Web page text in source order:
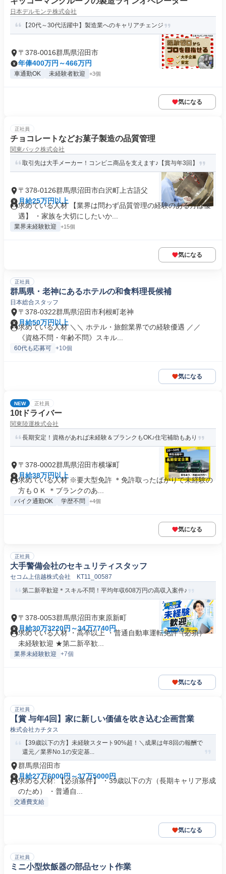
日本デルモンテ株式会社
【20代～30代活躍中】製造業へのキャリアチェンジ
〒378-0016群馬県沼田市
年俸400万円～466万円
車通勤OK 未経験者歓迎 +3個
気になる
正社員
チョコレートなどお菓子製造の品質管理
関東パック株式会社
取引先は大手メーカー！コンビニ商品を支えます♪【賞与年3回】
〒378-0126群馬県沼田市白沢町上古語父
月給25万円以上
求めている人材 【業界は問わず品質管理の経験のある方は優
遇】 ・家族を大切にしたいか...
業界未経験歓迎 +15個
気になる
正社員
群馬県・老神にあるホテルの和食料理長候補
日本総合スタッフ
〒378-0322群馬県沼田市利根町老神
月給50万円以上
求めている人材 ＼＼ ホテル・旅館業界での経験優遇 ／／
《資格不問・年齢不問》スキル...
60代も応募可 +10個
気になる
NEW 正社員
10tドライバー
関東陸運株式会社
長期安定！資格があれば未経験＆ブランクもOK♪住宅補助もあり
〒378-0002群馬県沼田市横塚町
月給38万円以上
求めている人材 ※要大型免許 ＊免許取ったばかりで未経験の
方もＯＫ ＊ブランクのあ...
バイク通勤OK 学歴不問 +4個
気になる
正社員
大手警備会社のセキュリティスタッフ
セコム上信越株式会社 KT11_00587
第二新卒歓迎＊スキル不問！平均年収608万円の高収入案件♪
〒378-0053群馬県沼田市東原新町
月給30万3220円～34万7740円
求めている人材 ・高卒以上 ・普通自動車運転免許（必須） ・
未経験歓迎 ★第二新卒歓...
業界未経験歓迎 +7個
気になる
正社員
【賞 与年4回】家に新しい価値を吹き込む企画営業
株式会社カチタス
【39歳以下の方】未経験スタート90%超！＼成果は年8回の報酬で
還元／業界No.1の安定基...
群馬県沼田市
月給27万6000円～37万5000円
求める人材: 【必須条件】 ・39歳以下の方（長期キャリア形成
のため） ・普通自...
交通費支給
気になる
正社員
ミニ小型炊飯器の部品セット作業